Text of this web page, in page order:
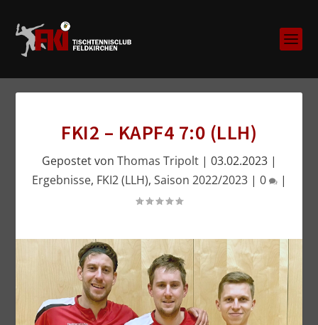
FKI2 – KAPF4 7:0 (LLH)
Gepostet von Thomas Tripolt| 03.02.2023|
Ergebnisse, FKI2 (LLH), Saison 2022/2023| 0 |